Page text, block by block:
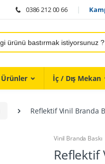
0386 212 00 66
Ürünler İç / Dış Mekan
Reflektif Vinil Branda
Vinil Branda Baskı
Reflektif